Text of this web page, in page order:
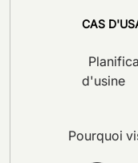
CAS
d'usine
Pourquoi